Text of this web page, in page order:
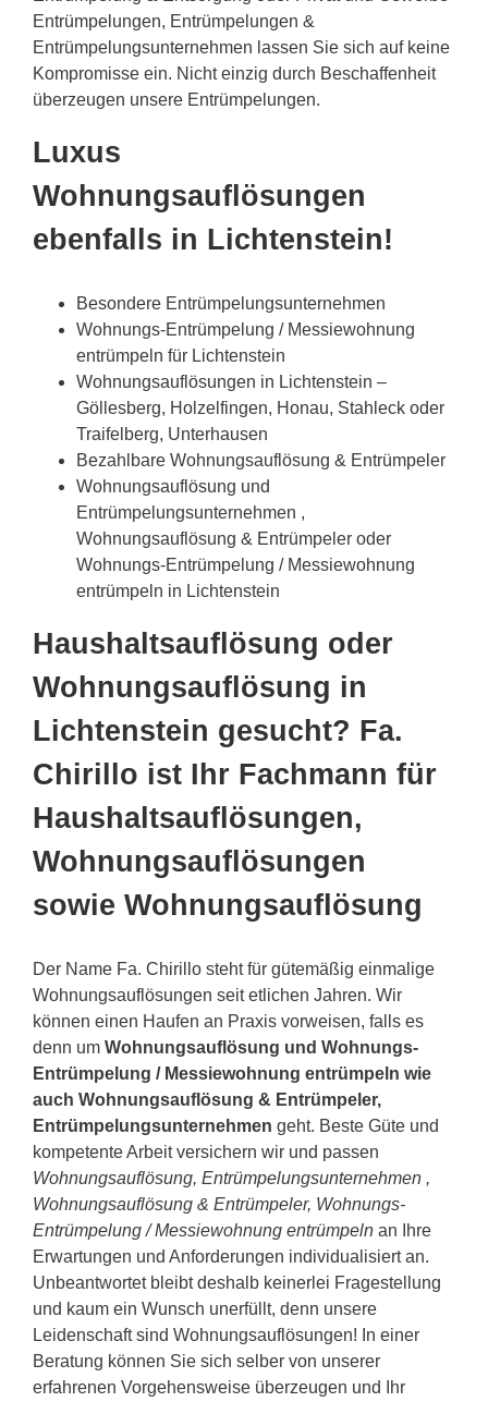
Entrümpelungen, Entrümpelungen &
Entrümpelungsunternehmen lassen Sie sich auf keine
Kompromisse ein. Nicht einzig durch Beschaffenheit
überzeugen unsere Entrümpelungen.
Luxus
Wohnungsauflösungen
ebenfalls in Lichtenstein!
Besondere Entrümpelungsunternehmen
Wohnungs-Entrümpelung / Messiewohnung
entrümpeln für Lichtenstein
Wohnungsauflösungen in Lichtenstein –
Göllesberg, Holzelfingen, Honau, Stahleck oder
Traifelberg, Unterhausen
Bezahlbare Wohnungsauflösung & Entrümpeler
Wohnungsauflösung und
Entrümpelungsunternehmen ,
Wohnungsauflösung & Entrümpeler oder
Wohnungs-Entrümpelung / Messiewohnung
entrümpeln in Lichtenstein
Haushaltsauflösung oder
Wohnungsauflösung in
Lichtenstein gesucht? Fa.
Chirillo ist Ihr Fachmann für
Haushaltsauflösungen,
Wohnungsauflösungen
sowie Wohnungsauflösung
Der Name Fa. Chirillo steht für gütemäßig einmalige
Wohnungsauflösungen seit etlichen Jahren. Wir
können einen Haufen an Praxis vorweisen, falls es
denn um Wohnungsauflösung und Wohnungs-
Entrümpelung / Messiewohnung entrümpeln wie
auch Wohnungsauflösung & Entrümpeler,
Entrümpelungsunternehmen geht. Beste Güte und
kompetente Arbeit versichern wir und passen
Wohnungsauflösung, Entrümpelungsunternehmen ,
Wohnungsauflösung & Entrümpeler, Wohnungs-
Entrümpelung / Messiewohnung entrümpeln an Ihre
Erwartungen und Anforderungen individualisiert an.
Unbeantwortet bleibt deshalb keinerlei Fragestellung
und kaum ein Wunsch unerfüllt, denn unsere
Leidenschaft sind Wohnungsauflösungen! In einer
Beratung können Sie sich selber von unserer
erfahrenen Vorgehensweise überzeugen und Ihr